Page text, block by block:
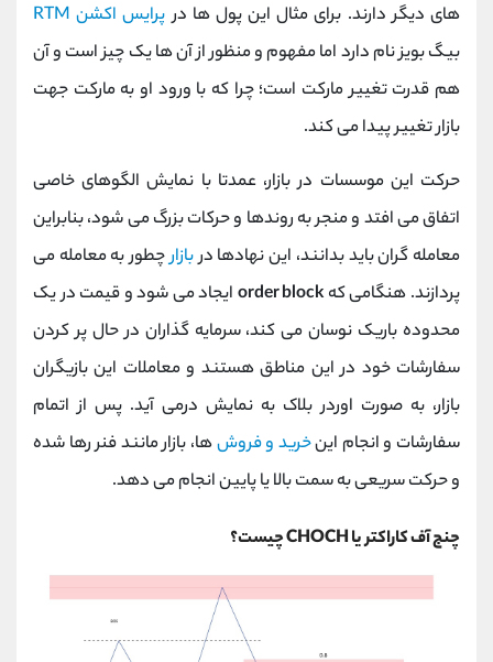
های دیگر دارند. برای مثال این پول ها در پرایس اکشن RTM
بیگ بویز نام دارد اما مفهوم و منظور از آن ها یک چیز است و آن
هم قدرت تغییر مارکت است؛ چرا که با ورود او به مارکت جهت
بازار تغییر پیدا می کند.
حرکت این موسسات در بازار، عمدتا با نمایش الگوهای خاصی
اتفاق می‌ افتد و منجر به روندها و حرکات بزرگ می‌ شود، بنابراین
معامله‌ گران باید بدانند، این نهادها دربازارچطور به معامله می‌
پردازند. هنگامی که order block ایجاد می‌ شود و قیمت در یک
محدوده باریک نوسان می‌ کند، سرمایه‌ گذاران در حال پر کردن
سفارشات خود در این مناطق هستند و معاملات این بازیگران
بازار، به صورت اوردر بلاک به نمایش در‌می‌ آید. پس از اتمام
سفارشات و انجام اینخرید و فروش‌ها، بازار مانند فنر رها شده
و حرکت سریعی به سمت بالا یا پایین انجام می‌ دهد.
چنج آف کاراکتر یا CHOCH چیست؟